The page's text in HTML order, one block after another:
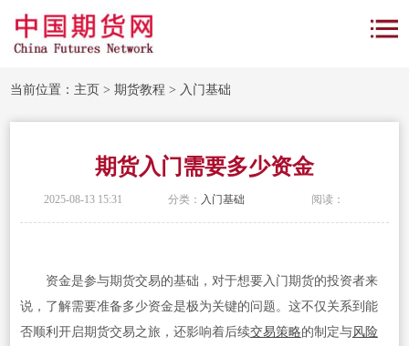
当前位置： 主页 >期货教程 > 入门基础
期货入门需要多少资金
2025-08-13 15:31 分类： 入门基础 阅读：
资金是参与期货交易的基础，对于想要入门期货的投资者来
说，了解需要准备多少资金是极为关键的问题。这不仅关系到能
否顺利开启期货交易之旅，还影响着后续交易策略的制定与风险